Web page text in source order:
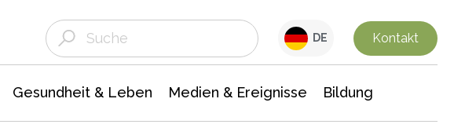
DE Kontakt
Gesundheit & Leben Medien & Ereignisse Bildung